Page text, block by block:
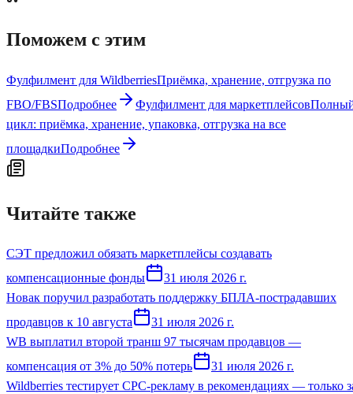
Поможем с этим
Фулфилмент для WildberriesПриёмка, хранение, отгрузка по
FBO/FBSПодробнее Фулфилмент для маркетплейсов
цикл: приёмка, хранение, упаковка, отгрузка на все
площадкиПодробнее
Читайте также
СЭТ предложил обязать маркетплейсы создавать
компенсационные фонды
31 июля 2026 г.
Новак поручил разработать поддержку БПЛА-пострадавших
продавцов к 10 августа
31 июля 2026 г.
WB выплатил второй транш 97 тысячам продавцов —
компенсация от 3% до 50% потерь
31 июля 2026 г.
Wildberries тестирует CPC-рекламу в рекомендациях — только